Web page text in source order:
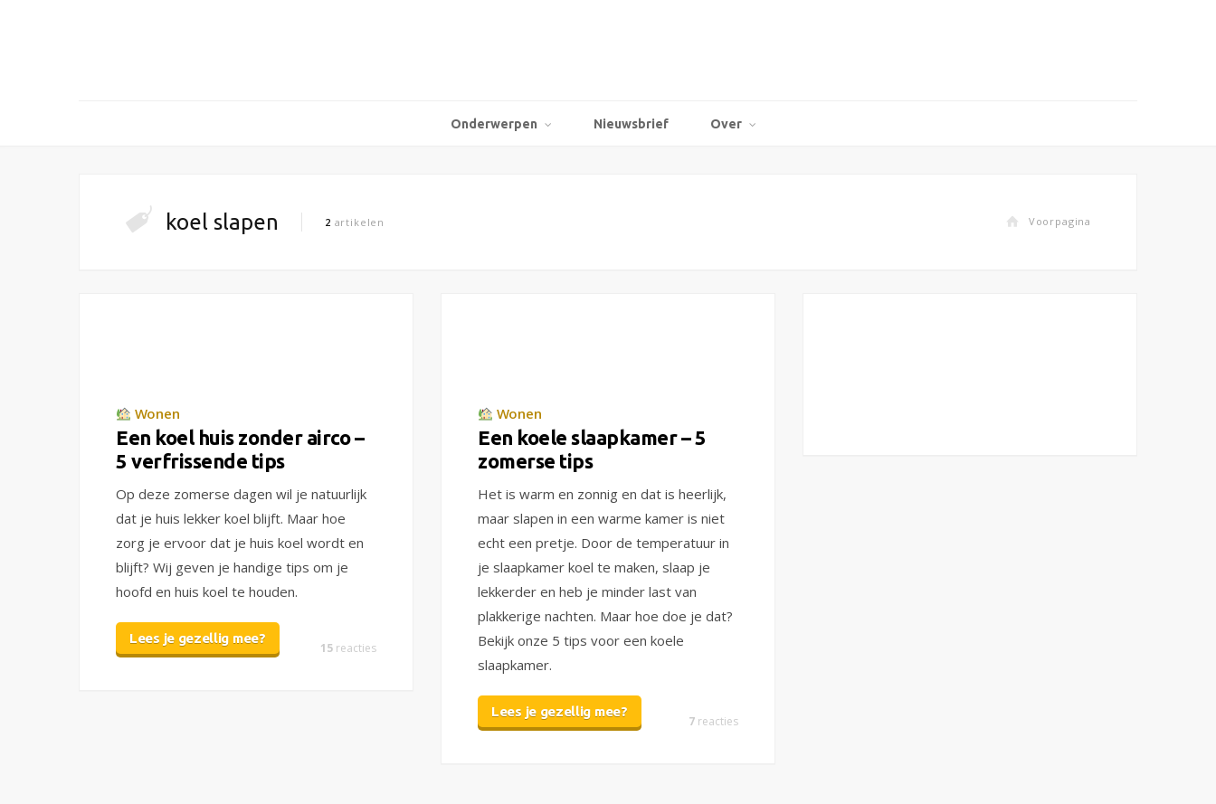
Onderwerpen Nieuwsbrief Over
koel slapen 2 artikelen Voorpagina
Wonen
Een koel huis zonder airco –
5 verfrissende tips
Op deze zomerse dagen wil je natuurlijk
dat je huis lekker koel blijft. Maar hoe
zorg je ervoor dat je huis koel wordt en
blijft? Wij geven je handige tips om je
hoofd en huis koel te houden.
Lees je gezellig mee?
15 reacties
Wonen
Een koele slaapkamer – 5
zomerse tips
Het is warm en zonnig en dat is heerlijk,
maar slapen in een warme kamer is niet
echt een pretje. Door de temperatuur in
je slaapkamer koel te maken, slaap je
lekkerder en heb je minder last van
plakkerige nachten. Maar hoe doe je dat?
Bekijk onze 5 tips voor een koele
slaapkamer.
Lees je gezellig mee?
7 reacties